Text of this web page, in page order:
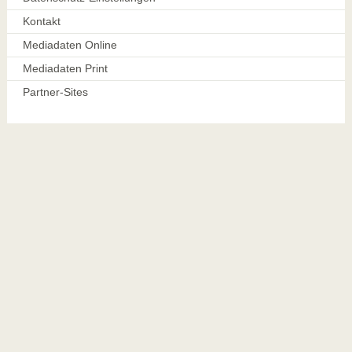
Kontakt
Mediadaten Online
Mediadaten Print
Partner-Sites